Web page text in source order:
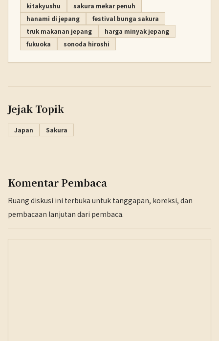
kitakyushu
sakura mekar penuh
hanami di jepang
festival bunga sakura
truk makanan jepang
harga minyak jepang
fukuoka
sonoda hiroshi
Jejak Topik
Japan Sakura
Komentar Pembaca
Ruang diskusi ini terbuka untuk tanggapan, koreksi, dan
pembacaan lanjutan dari pembaca.